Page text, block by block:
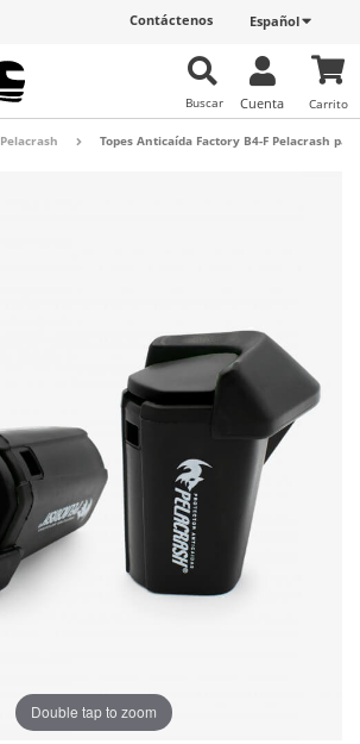
Español
Contáctenos
Carrito
Cuenta
Buscar
Pelacrash Topes Anticaída Factory B4-F Pelacrash
Double tap to zoom